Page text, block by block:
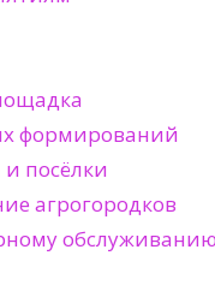
формирований
посёлки
агрогородков